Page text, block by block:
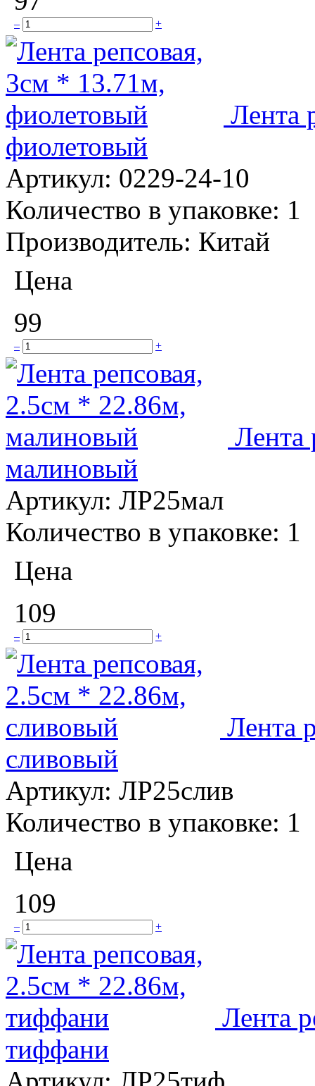
– +
Лента
фиолетовый
Артикул: 0229-24-10
Количество в упаковке: 1
Производитель: Китай
Цена
99
– +
Лента
малиновый
Артикул: ЛР25мал
Количество в упаковке: 1
Цена
109
– +
Лента
сливовый
Артикул: ЛР25слив
Количество в упаковке: 1
Цена
109
– +
Лента
тиффани